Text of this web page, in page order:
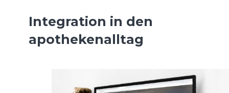
Integration in den
apothekenalltag